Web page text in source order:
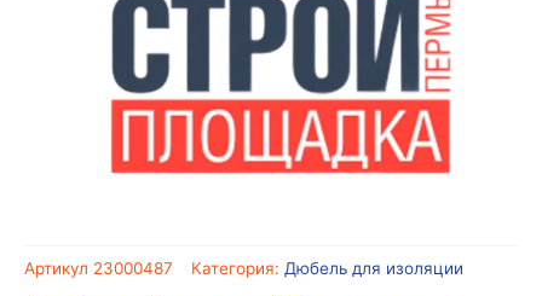
Артикул 23000487 Категория: Дюбель для изоляции